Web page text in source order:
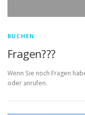
BUCHEN
Fragen???
Wenn Sie noch Fragen
oder anrufen.